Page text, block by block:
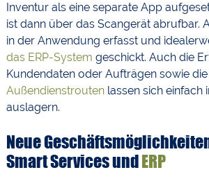
Inventur als eine separate App
ist dann über das Scangerät abrufbar.
in der Anwendung erfasst und
das ERP-System geschickt. Auch die
Kundendaten oder Aufträgen sowie die
Außendienstroutenlassen sich einfach
auslagern.
Neue
Smart Services undERP